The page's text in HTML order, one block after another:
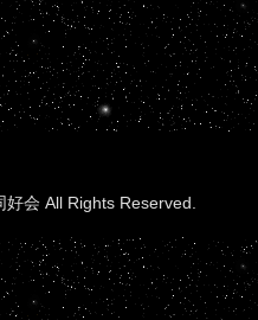
会 All Rights Reserved.